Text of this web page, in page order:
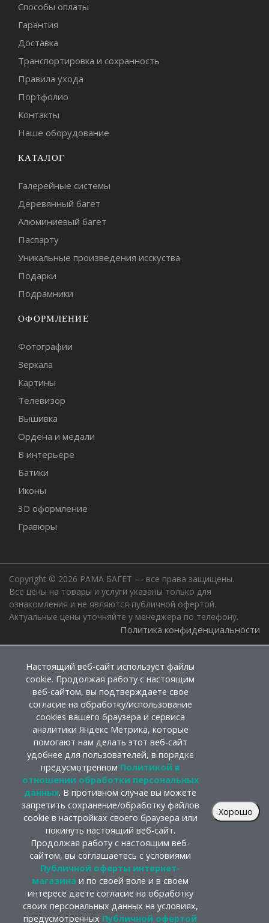
Способы оплаты
Гарантия
Доставка
Транспортировка и сохранность
Правила ухода
Портфолио
Контакты
Наше оборудование
КАТАЛОГ
Галерейные системы
Деревянный багет
Алюминиевый багет
Паспарту
Уникальные произведения исскуства
Подарки
Подрамники
ОФОРМЛЕНИЕ
Фотографии
Зеркала
Картины
Телевизор
Вышивка
Ордена и медали
В интерьере
Батики
Иконы
3D оформление
Гравюры
Copyright © 2026 РАМА БАГЕТ — все права защищены.
Все цены на товары и услуги указаны только для
ознакомления и не являются публичной офертой.
Актуальные цены уточняйте у менеджера по телефону.
Политика конфиденциальности
Настоящий веб-сайт использует файлы
cookie. Продолжая работу с настоящим
веб-сайтом, вы подтверждаете свое
согласие на обработку/использование
cookies вашего браузера и сервиса
аналитики Яндекс Метрика, которые
помогают нам делать этот веб-сайт
удобнее для пользователей, в порядке
предусмотренном Политикой в
отношении обработки персональных
данных. В противном случае вы можете
запретить сохранение/обработку файлов
cookie в настройках своего браузера или
покинуть настоящий веб-сайт.
Продолжая работу с настоящим веб-
сайтом, вы соглашаетесь с условиями
Публичной оферты интернет-
магазина и по своей воле и в своем
интересе даете согласие на обработку
своих персональных данных на условиях,
предусмотренных Публичной офертой
Хорошо